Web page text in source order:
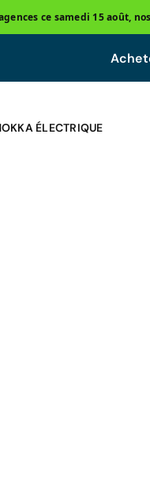
ce samedi 15 août,
ÉLECTRIQUE